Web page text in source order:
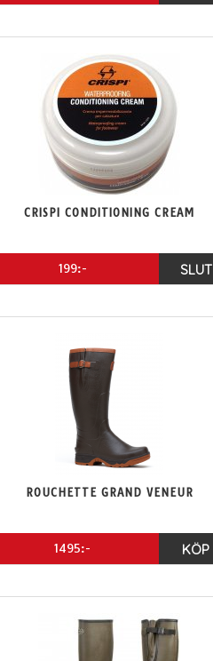
CRISPI CONDITIONING CREAM
199:- SLUT
ROUCHETTE GRAND VENEUR
1495:- KÖP